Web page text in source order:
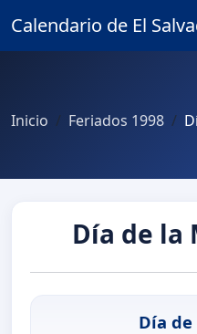
Calendario de El
Inicio Feriados 1998
Día de la
Día